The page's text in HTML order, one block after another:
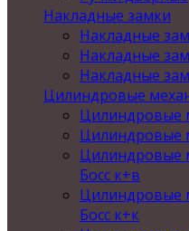
Накладные замки
Накладные
Накладные
Накладные
Цилиндровые
Цилиндровые
Цилиндровые
Цилиндровые
Босс к+в
Цилиндровые
Босс к+к